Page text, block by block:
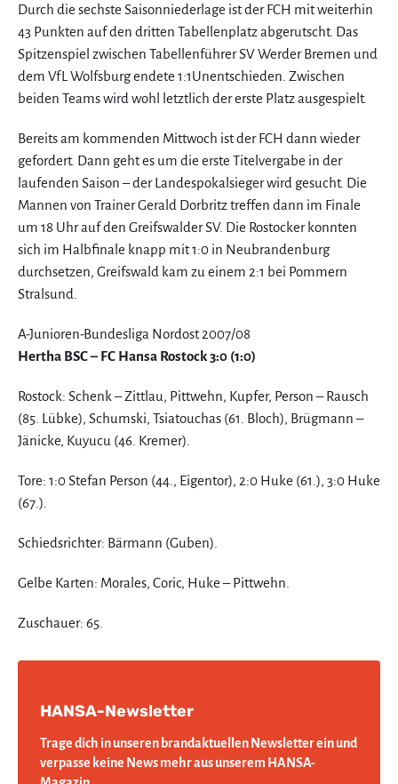
Durch die sechste Saisonniederlage ist der FCH mit weiterhin
43 Punkten auf den dritten Tabellenplatz abgerutscht. Das
Spitzenspiel zwischen Tabellenführer SV Werder Bremen und
dem VfL Wolfsburg endete 1:1Unentschieden. Zwischen
beiden Teams wird wohl letztlich der erste Platz ausgespielt.
Bereits am kommenden Mittwoch ist der FCH dann wieder
gefordert. Dann geht es um die erste Titelvergabe in der
laufenden Saison – der Landespokalsieger wird gesucht. Die
Mannen von Trainer Gerald Dorbritz treffen dann im Finale
um 18 Uhr auf den Greifswalder SV. Die Rostocker konnten
sich im Halbfinale knapp mit 1:0 in Neubrandenburg
durchsetzen, Greifswald kam zu einem 2:1 bei Pommern
Stralsund.
A-Junioren-Bundesliga Nordost 2007/08
Hertha BSC – FC Hansa Rostock 3:0 (1:0)
Rostock: Schenk – Zittlau, Pittwehn, Kupfer, Person – Rausch
(85. Lübke), Schumski, Tsiatouchas (61. Bloch), Brügmann –
Jänicke, Kuyucu (46. Kremer).
Tore: 1:0 Stefan Person (44., Eigentor), 2:0 Huke (61.), 3:0 Huke
(67.).
Schiedsrichter: Bärmann (Guben).
Gelbe Karten: Morales, Coric, Huke – Pittwehn.
Zuschauer: 65.
HANSA-Newsletter
Trage dich in unseren brandaktuellen Newsletter ein und
verpasse keine News mehr aus unserem HANSA-